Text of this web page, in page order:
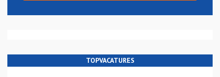
TOPVACATURES